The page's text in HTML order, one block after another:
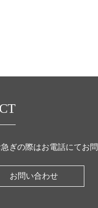
急ぎの際はお電話にてお
お問い合わせ